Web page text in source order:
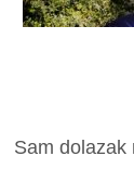
Sam dolazak